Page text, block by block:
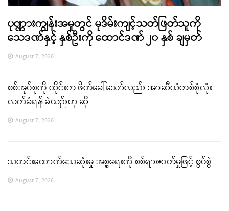
ပုဏ္ဏားကျွန်းအမှုတွင် မုဒိမ်းကျင့်သတ်ဖြတ်သူကို
သေဒဏ်နှင့် နှစ်ဦးကို ထောင်ဒဏ် ၂၀ နှစ် ချမှတ်
August 7, 2026
စစ်အုပ်စုကို ထိုင်းက ဖိတ်ခေါ်သော်လည်း အာဆီယံတစ်စုံလုံး
လက်ခံရန် ခဲယဉ်းဟု ဆို
August 7, 2026
သတင်းထောက်သေဆုံးမှု အစ္စရေးကို စစ်ရာဇဝတ်မှုဖြင့် စွပ်စွဲ
August 7, 2026